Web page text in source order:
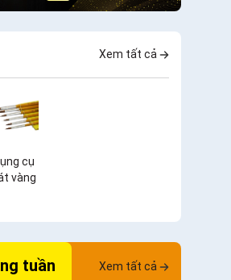
Xem tất cả
cụ
vàng
tuần Xem tất cả